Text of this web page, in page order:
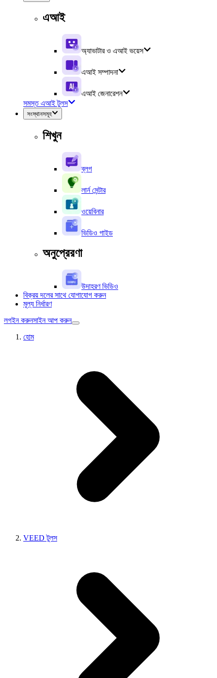
এআই
অ্যাভাটার ও এআই ভয়েস
এআই সম্পাদনা
এআই জেনারেশন
সমস্ত এআই টুলস
সংস্থানসমূহ
শিখুন
ব্লগ
লার্ন সেন্টার
ওয়েবিনার
ভিডিও গাইড
অনুপ্রেরণা
উদাহরণ ভিডিও
বিক্রয় দলের সাথে যোগাযোগ করুন
মূল্য নির্ধারণ
লগইন করুনসাইন আপ করুন
হোম
VEED টুলস